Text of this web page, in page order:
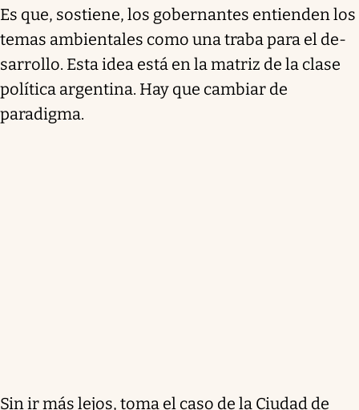
Es que, sostiene, los gobernantes entienden los
temas ambientales como una traba para el de-
sarrollo. Esta idea está en la matriz de la clase
política argentina. Hay que cambiar de
paradigma.
Sin ir más lejos, toma el caso de la Ciudad de